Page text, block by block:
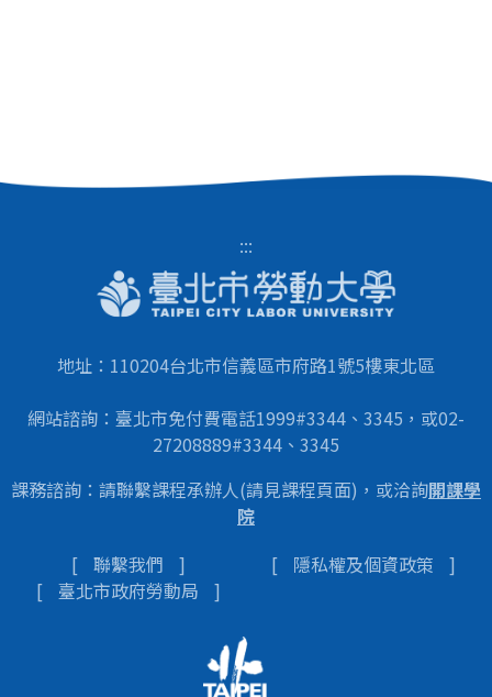
:::
地址：110204台北市信義區市府路1號5樓東北區
網站諮詢：臺北市免付費電話1999#3344、3345，或02-
27208889#3344、3345
課務諮詢：請聯繫課程承辦人(請見課程頁面)，或洽詢開課學
院
聯繫我們
隱私權及個資政策
臺北市政府勞動局